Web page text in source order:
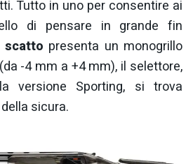
Tutto in uno per consentire ai
di pensare in grande fin
scatto presenta un monogrillo
-4 mm a +4 mm), il selettore,
versione Sporting, si trova
sicura.